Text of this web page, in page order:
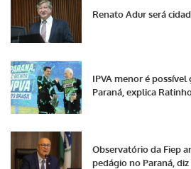
Renato Adur será
IPVA menor é possível
Paraná, explica
Observatório da Fiep
pedágio no Paraná,